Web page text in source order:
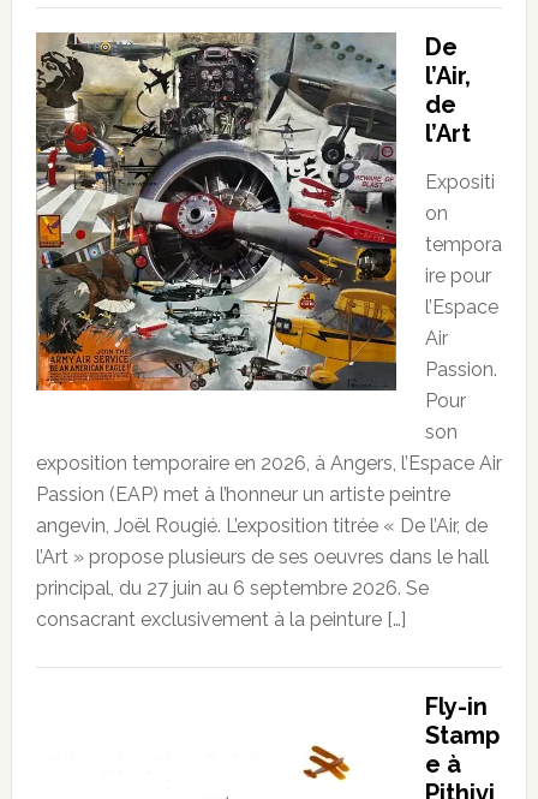
De
l’Air,
de
l’Art
Expositi
on
tempora
ire pour
l’Espace
Air
Passion.
Pour
son
exposition temporaire en 2026, à Angers, l’Espace Air
Passion (EAP) met à l’honneur un artiste peintre
angevin, Joël Rougié. L’exposition titrée « De l’Air, de
l’Art » propose plusieurs de ses oeuvres dans le hall
principal, du 27 juin au 6 septembre 2026. Se
consacrant exclusivement à la peinture […]
Fly-in
Stamp
e à
Pithivi